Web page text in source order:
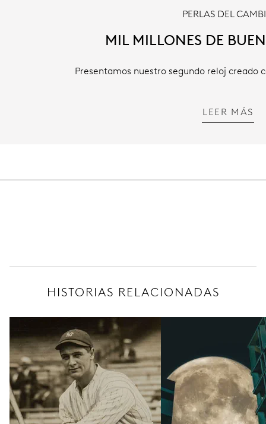
PERLAS DEL
MIL MILLONES DE
Presentamos nuestro segundo reloj creado
LEER MÁS
HISTORIAS RELACIONADAS